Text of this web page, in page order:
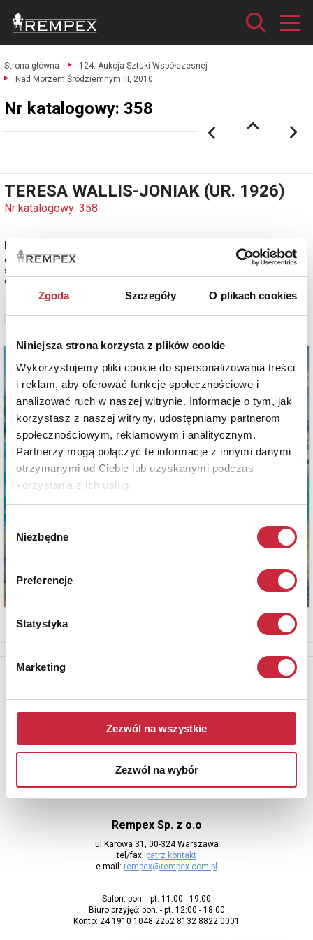
Zgoda Szczegóły O plikach cookies
Niniejsza strona korzysta z plików cookie
Wykorzystujemy pliki cookie do spersonalizowania treści
i reklam, aby oferować funkcje społecznościowe i
analizować ruch w naszej witrynie. Informacje o tym, jak
korzystasz z naszej witryny, udostępniamy partnerom
społecznościowym, reklamowym i analitycznym.
Partnerzy mogą połączyć te informacje z innymi danymi
otrzymanymi od Ciebie lub uzyskanymi podczas
korzystania z ich usług.
Wybór
zgody
Niezbędne
Preferencje
Statystyka
Marketing
Zezwól na wszystkie
Zezwól na wybór
Strona główna
124. Aukcja Sztuki Współczesnej
Nad Morzem Śródziemnym III, 2010.
Nr katalogowy: 358
TERESA WALLIS-JONIAK (UR. 1926)
Nr katalogowy: 358
Nad Morzem Śródziemnym III, 2010
olej, płótno; 65 x 76 cm;
sygn. i dat. p. d.: T.Wallis-J / 10;
estymacja: 4 600 - 5 600 zł
Zobacz pełne informacje
Aby otrzymywać informacje o nowych aukcjach, prosimy podać
adres e-mail
Rempex Sp. z o.o
ul Karowa 31, 00-324 Warszawa
tel/fax: patrz kontakt
e-mail: rempex@rempex.com.pl
Salon: pon. - pt. 11:00 - 19:00
Biuro przyjęć: pon. - pt. 12:00 - 18:00
Konto: 24 1910 1048 2252 8132 8822 0001